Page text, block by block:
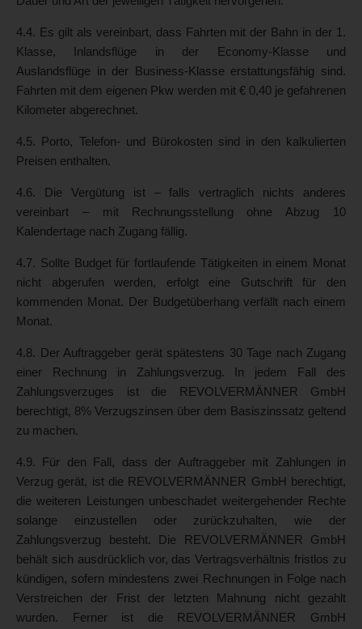
4.4. Es gilt als vereinbart, dass Fahrten mit der Bahn in der 1.
Klasse, Inlandsflüge in der Economy-Klasse und
Auslandsflüge in der Business-Klasse erstattungsfähig sind.
Fahrten mit dem eigenen Pkw werden mit € 0,40 je gefahrenen
Kilometer abgerechnet.
4.5. Porto, Telefon- und Bürokosten sind in den kalkulierten
Preisen enthalten.
4.6. Die Vergütung ist – falls vertraglich nichts anderes
vereinbart – mit Rechnungsstellung ohne Abzug 10
Kalendertage nach Zugang fällig.
4.7. Sollte Budget für fortlaufende Tätigkeiten in einem Monat
nicht abgerufen werden, erfolgt eine Gutschrift für den
kommenden Monat. Der Budgetüberhang verfällt nach einem
Monat.
4.8. Der Auftraggeber gerät spätestens 30 Tage nach Zugang
einer Rechnung in Zahlungsverzug. In jedem Fall des
Zahlungsverzuges ist die REVOLVERMÄNNER GmbH
berechtigt, 8% Verzugszinsen über dem Basiszinssatz geltend
zu machen.
4.9. Für den Fall, dass der Auftraggeber mit Zahlungen in
Verzug gerät, ist die REVOLVERMÄNNER GmbH berechtigt,
die weiteren Leistungen unbeschadet weitergehender Rechte
solange einzustellen oder zurückzuhalten, wie der
Zahlungsverzug besteht. Die REVOLVERMÄNNER GmbH
behält sich ausdrücklich vor, das Vertragsverhältnis fristlos zu
kündigen, sofern mindestens zwei Rechnungen in Folge nach
Verstreichen der Frist der letzten Mahnung nicht gezahlt
wurden. Ferner ist die REVOLVERMÄNNER GmbH